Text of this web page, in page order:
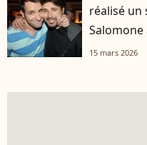
réalisé
15 mars 2026